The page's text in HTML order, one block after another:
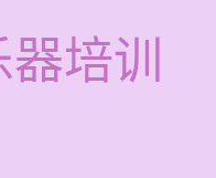
培训